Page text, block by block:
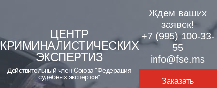
content
ЦЕНТР
КРИМИНАЛИСТИЧЕСКИХ
ЭКСПЕРТИЗ
Действительный член Союза "Федерация
судебных экспертов"
Ждем ваших
заявок!
+7 (995) 100-33-
55
info@fse.ms
Заказать